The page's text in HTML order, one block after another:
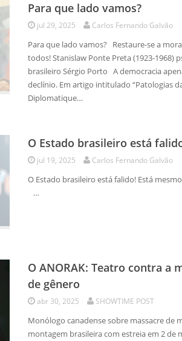
Para que lado vamos?
jul 29, 2025 Carlos Fernando Galvão
Para que lado vamos? Restaure-se a
todos! Stanislaw Ponte Preta (1923-1968)
brasileiro Sérgio Porto A democracia
declínio. Em artigo intitulado “Patologias
Diplomatique…
O Estado brasileiro está
jul 19, 2025 Carlos Fernando Galvão
O Estado brasileiro está
…
O ANORAK: Teatro contra a
de gênero
abr 30, 2025 SHOWTIME POST
Monólogo canadense sobre massacre de
montagem brasileira com estreia em 2 de